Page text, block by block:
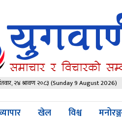
२४ श्रावण २०८३(Sunday 9 August 2026)
खेल विश्व